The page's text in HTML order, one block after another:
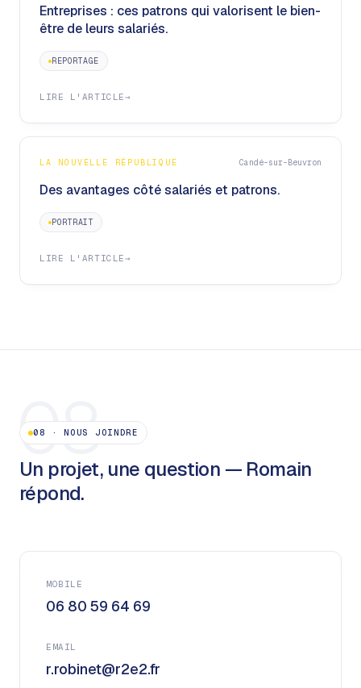
Entreprises : ces patrons qui valorisent le bien-
être de leurs salariés.
REPORTAGE
LIRE L'ARTICLE→
LA NOUVELLE RÉPUBLIQUE Candé-sur-Beuvron
Des avantages côté salariés et patrons.
PORTRAIT
LIRE L'ARTICLE→
08
08 ·NOUS JOINDRE
Un projet, une question — Romain
répond.
MOBILE
06 80 59 64 69
EMAIL
r.robinet@r2e2.fr